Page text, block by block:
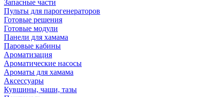
Запасные части
Пульты для парогенераторов
Готовые решения
Готовые модули
Панели для хамама
Паровые кабины
Ароматизация
Ароматические насосы
Ароматы для хамама
Аксессуары
Кувшины, чаши, тазы